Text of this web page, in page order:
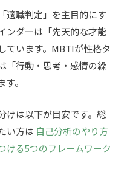
適職判定」を主目的にす
ンダーは「先天的な才能
ています。MBTIが性格タ
「行動・思考・感情の繰
。
けは以下が目安です。総
い方は 自己分析のやり方
ける5つのフレームワーク